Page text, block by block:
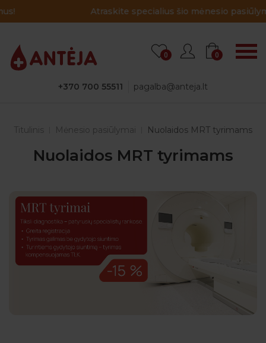
Atraskite specialius šio mėnesio pasiūlymus!
+370 700 55511 pagalba@anteja.lt
0 0
Titulinis Mėnesio pasiūlymai Nuolaidos MRT tyrimams
Nuolaidos MRT tyrimams